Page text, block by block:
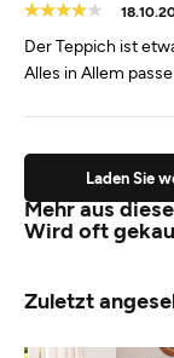
Der Teppich ist
Alles in Allem
Laden Sie
Mehr aus
Wird oft
Zuletzt